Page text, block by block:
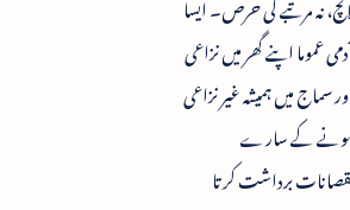
عموما اپنے گھر میں نزاعی
سماج میں ہمیشہ غیر نزاعی
کے سارے
برداشت کرتا